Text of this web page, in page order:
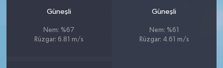
Güneşli
Nem: %67
Rüzgar: 6.81 m/s
Güneşli
Nem: %61
Rüzgar: 4.61 m/s